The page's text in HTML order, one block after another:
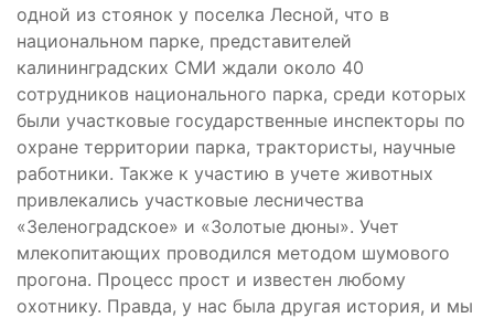
одной из стоянок у поселка Лесной, что в
национальном парке, представителей
калининградских СМИ ждали около 40
сотрудников национального парка, среди которых
были участковые государственные инспекторы по
охране территории парка, трактористы, научные
работники. Также к участию в учете животных
привлекались участковые лесничества
«Зеленоградское» и «Золотые дюны». Учет
млекопитающих проводился методом шумового
прогона. Процесс прост и известен любому
охотнику. Правда, у нас была другая история, и мы